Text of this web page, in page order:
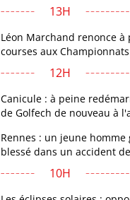
13H
Léon Marchand renonce à
courses aux
12H
Canicule : à peine
de Golfech de nouveau à
Rennes : un jeune homme
blessé dans un accident
10H